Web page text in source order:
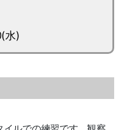
水)